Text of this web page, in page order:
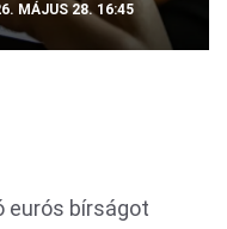
MÁJUS 28. 16:45
eurós bírságot